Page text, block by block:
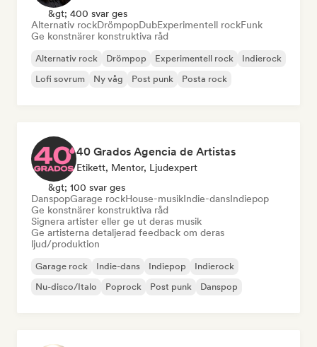
&gt; 400 svar ges
Alternativ rockDrömpopDubExperimentell rockFunk
Ge konstnärer konstruktiva råd
Alternativ rock Drömpop Experimentell rock
Indierock
Lofi sovrum
Ny våg Post punk Posta rock
40 Grados Agencia de Artistas
Etikett, Mentor, Ljudexpert
&gt; 100 svar ges
DanspopGarage rockHouse-musikIndie-dansIndiepop
Ge konstnärer konstruktiva råd
Signera artister eller ge ut deras musik
Ge artisterna detaljerad feedback om deras
ljud/produktion
Garage rock Indie-dans Indiepop
Indierock
Nu-disco/Italo
Poprock Post punk Danspop